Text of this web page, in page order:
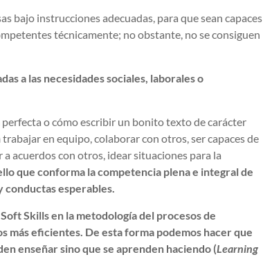
bajo instrucciones adecuadas, para que sean capaces
técnicamente; no obstante, no se consiguen
a las necesidades sociales, laborales o
o cómo escribir un bonito texto de carácter
en equipo, colaborar con otros, ser capaces de
acuerdos con otros, idear situaciones para la
que conforma la competencia plena e integral de
conductas esperables.
Skills en la metodología del procesos de
eficientes. De esta forma podemos hacer que
enseñar sino que se aprenden haciendo (Learning